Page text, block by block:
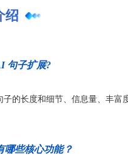
绍
句子扩展?
的长度和细节、信息量、丰
哪些核心功能？